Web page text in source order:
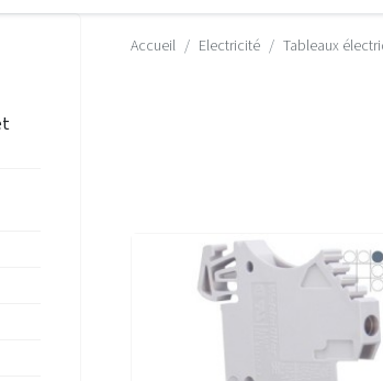
Accueil Electricité Tableaux